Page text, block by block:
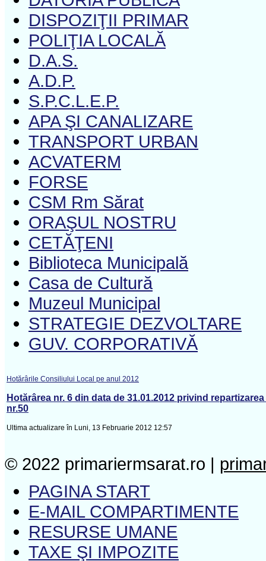
DISPOZIŢII PRIMAR
POLIŢIA LOCALĂ
D.A.S.
A.D.P.
S.P.C.L.E.P.
APA ŞI CANALIZARE
TRANSPORT URBAN
ACVATERM
FORSE
CSM Rm Sărat
ORAŞUL NOSTRU
CETĂŢENI
Biblioteca Municipală
Casa de Cultură
Muzeul Municipal
STRATEGIE DEZVOLTARE
GUV. CORPORATIVĂ
Hotărârile Consiliului Local pe anul 2012
Hotărârea nr. 6 din data de 31.01.2012 privind
nr.50
Ultima actualizare în Luni, 13 Februarie 2012 12:57
© 2022 primariermsarat.ro |
PAGINA START
E-MAIL COMPARTIMENTE
RESURSE UMANE
TAXE ŞI IMPOZITE